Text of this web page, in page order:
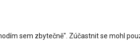
sem zbytečně". Zúčastnit se mohl